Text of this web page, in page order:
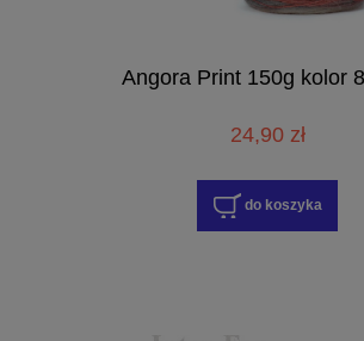
Angora Print 150g kolor
24,90 zł
do koszyka